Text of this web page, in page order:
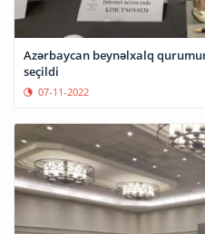
Azərbaycan beynəlxalq qurumun Direktorlar Şurasına
seçildi
07-11-2022